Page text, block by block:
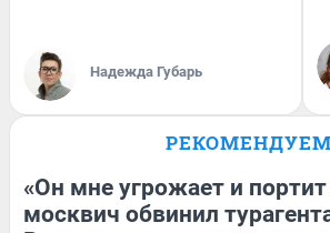
Надежда Губарь
РЕКОМЕНДУЕМ
«Он мне угрожает и
москвич обвинил